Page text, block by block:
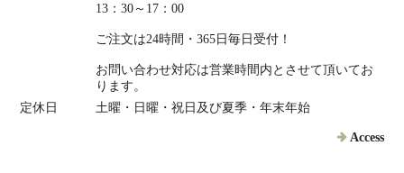
13：30～17：00
ご注文は24時間・365日毎日受付！
お問い合わせ対応は営業時間内とさせて頂いてお
ります。
定休日
土曜・日曜・祝日及び夏季・年末年始
Access